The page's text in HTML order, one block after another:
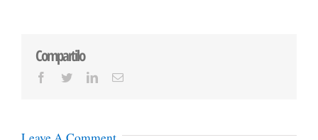
Compartilo
Facebook
TwitterLinkedInEmail